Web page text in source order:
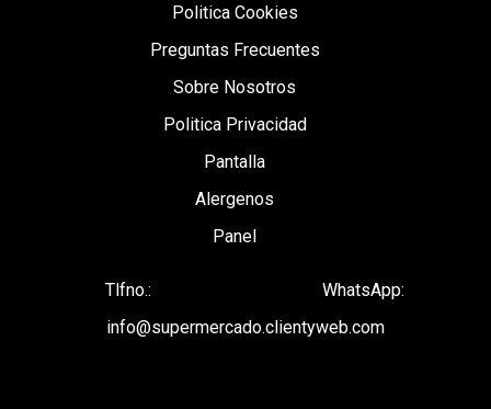
Politica Cookies
Preguntas Frecuentes
Sobre Nosotros
Politica Privacidad
Pantalla
Alergenos
Panel
Tlfno.:
WhatsApp:
info@supermercado.clientyweb.com